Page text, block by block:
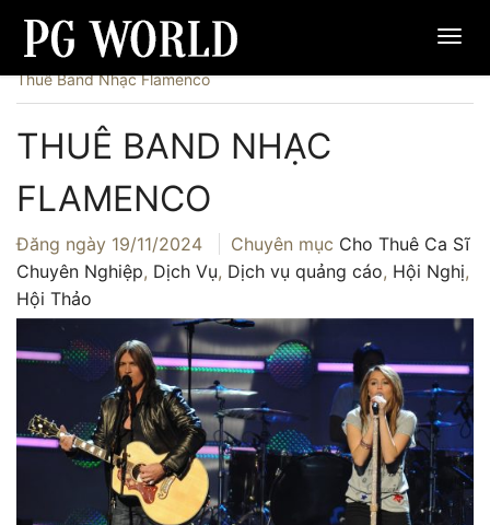
Trang chủ › Dịch Vụ›Cho Thuê Ca Sĩ Chuyên Nghiệp
Thuê Band Nhạc Flamenco
THUÊ BAND NHẠC
FLAMENCO
Đăng ngày 19/11/2024 Chuyên mục Cho Thuê Ca Sĩ
Chuyên Nghiệp, Dịch Vụ, Dịch vụ quảng cáo, Hội Nghị,
Hội Thảo